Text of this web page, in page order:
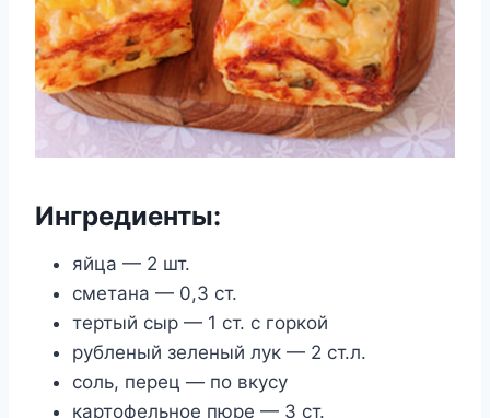
Ингредиенты:
яйца — 2 шт.
сметана — 0,3 ст.
тертый сыр — 1 ст. с горкой
рубленый зеленый лук — 2 ст.л.
соль, перец — по вкусу
картофельное пюре — 3 ст.